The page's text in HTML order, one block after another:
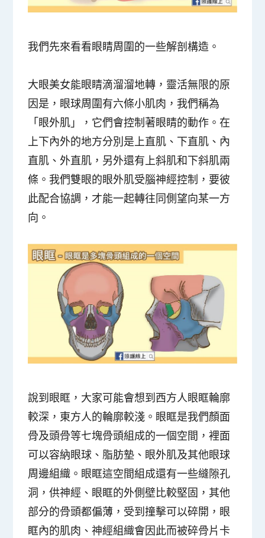
我們先來看看眼睛周圍的一些解剖構造。
大眼美女能眼睛滴溜溜地轉，靈活無限的原
因是，眼球周圍有六條小肌肉，我們稱為
「眼外肌」，它們會控制著眼睛的動作。在
上下內外的地方分別是上直肌、下直肌、內
直肌、外直肌，另外還有上斜肌和下斜肌兩
條。我們雙眼的眼外肌受腦神經控制，要彼
此配合協調，才能一起轉往同側望向某一方
向。
說到眼眶，大家可能會想到西方人眼眶輪廓
較深，東方人的輪廓較淺。眼眶是我們顏面
骨及頭骨等七塊骨頭組成的一個空間，裡面
可以容納眼球、脂肪墊、眼外肌及其他眼球
周邊組織。眼眶這空間組成還有一些縫隙孔
洞，供神經、眼眶的外側壁比較堅固，其他
部分的骨頭都偏薄，受到撞擊可以碎開，眼
眶內的肌肉、神經組織會因此而被碎骨片卡